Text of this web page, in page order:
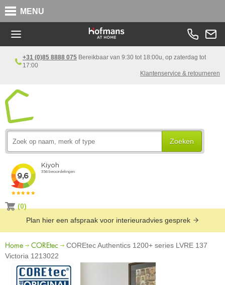
MENU
+31 (0)85 8888 075 Bereikbaar van 9:30 tot 18:00u, op zaterdag tot
17:00
Klantenservice & retourneren
Zoeken
(0)
Plan hier een afspraak voor interieuradvies gesprek
Home COREtec
COREtec Authentics 1200+ series LVRE 137
Victoria 1213022